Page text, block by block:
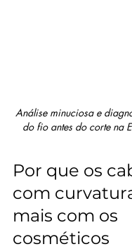
Análise minuciosa e
do fio antes do corte na
Por que os
com
mais com os
cosméticos